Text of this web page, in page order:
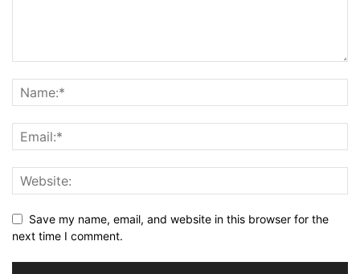
Save my name, email, and website in this browser for the
next time I comment.